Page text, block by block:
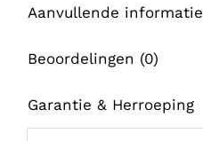
Aanvullende informatie
Beoordelingen (0)
Garantie & Herroeping